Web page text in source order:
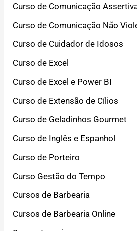
Curso de Comunicação Assertiva
Curso de Comunicação Não
Curso de Cuidador de Idosos
Curso de Excel
Curso de Excel e Power BI
Curso de Extensão de Cílios
Curso de Geladinhos Gourmet
Curso de Inglês e Espanhol
Curso de Porteiro
Curso Gestão do Tempo
Cursos de Barbearia
Cursos de Barbearia Online